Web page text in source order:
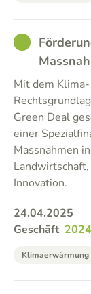
GOOD
Mit dem
Green Deal
einer
Massnahmen
Innovation.
24.04.2025
Geschäft
Klimaerwärmung